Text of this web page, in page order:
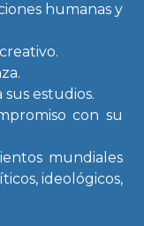
humanas y
estudios.
con su
mundiales
ideológicos,